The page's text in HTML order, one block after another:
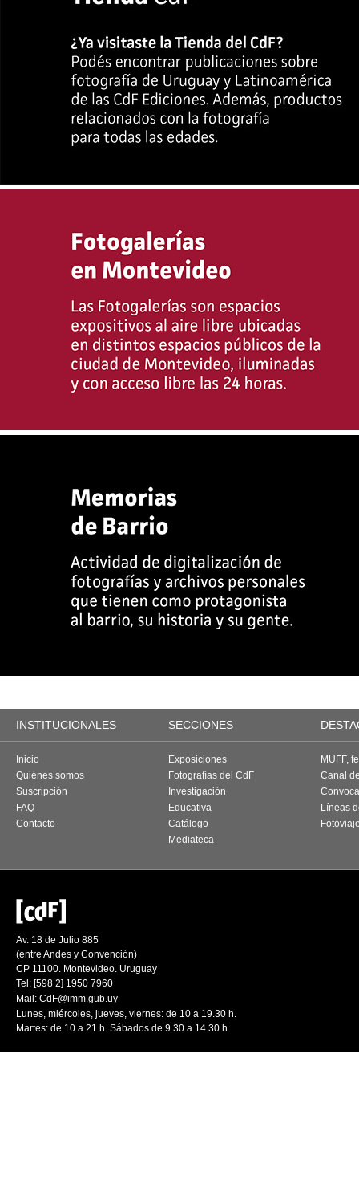
INSTITUCIONALES SECCIONES
Inicio
Quiénes somos
Suscripción
FAQ
Contacto
Exposiciones
Fotografías del CdF
Investigación
Educativa
Catálogo
Mediateca
MUFF,
Canal
Líneas
Av. 18 de Julio 885
(entre Andes y Convención)
CP 11100. Montevideo. Uruguay
Tel: [598 2] 1950 7960
Mail: CdF@imm.gub.uy
Lunes, miércoles, jueves, viernes: de 10 a 19.30 h.
Martes: de 10 a 21 h. Sábados de 9.30 a 14.30 h.